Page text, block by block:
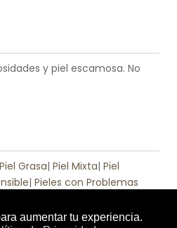
y piel escamosa. No
Piel Grasa| Piel Mixta| Piel
| Pieles con Problemas